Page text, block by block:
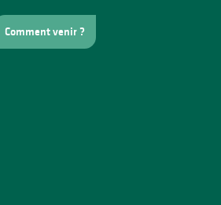
Comment venir ?